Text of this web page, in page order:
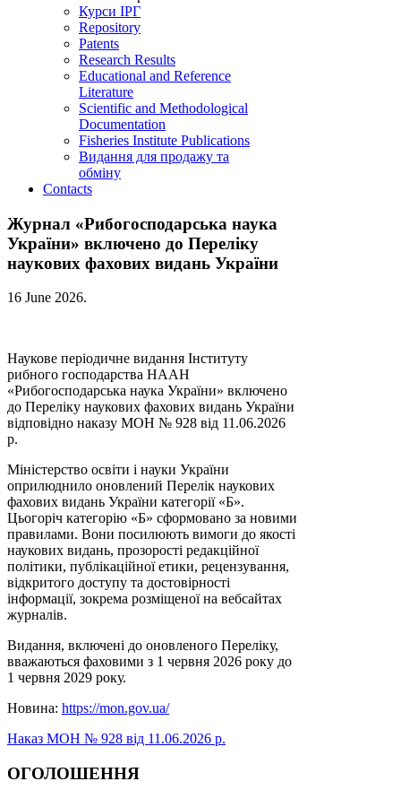
Курси ІРГ
Repository
Patents
Research Results
Educational and Reference
Literature
Scientific and Methodological
Documentation
Fisheries Institute Publications
Видання для продажу та
обміну
Contacts
Журнал «Рибогосподарська наука
України» включено до Переліку
наукових фахових видань України
16 June 2026.
Наукове періодичне видання Інституту
рибного господарства НААН
«Рибогосподарська наука України» включено
до Переліку наукових фахових видань України
відповідно наказу МОН № 928 від 11.06.2026
р.
Міністерство освіти і науки України
оприлюднило оновлений Перелік наукових
фахових видань України категорії «Б».
Цьогоріч категорію «Б» сформовано за новими
правилами. Вони посилюють вимоги до якості
наукових видань, прозорості редакційної
політики, публікаційної етики, рецензування,
відкритого доступу та достовірності
інформації, зокрема розміщеної на вебсайтах
журналів.
Видання, включені до оновленого Переліку,
вважаються фаховими з 1 червня 2026 року до
1 червня 2029 року.
Новина: https://mon.gov.ua/
Наказ МОН № 928 від 11.06.2026 р.
ОГОЛОШЕННЯ